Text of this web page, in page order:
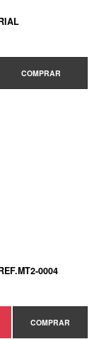
COMPRAR
0004
COMPRAR